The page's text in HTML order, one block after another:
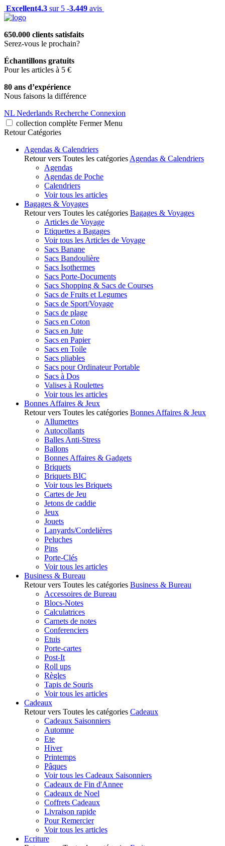
Excellent4.3 sur 5 -3.449 avis
650.000 clients satisfaits
Serez-vous le prochain?
Échantillons gratuits
Pour les articles à 5 €
80 ans d’expérience
Nous faisons la différence
NL Nederlands Recherche Connexion
collection complète Fermer Menu
Retour Catégories
Agendas & Calendriers
Retour vers Toutes les catégories Agendas & Calendriers
Agendas
Agendas de Poche
Calendriers
Voir tous les articles
Bagages & Voyages
Retour vers Toutes les catégories Bagages & Voyages
Articles de Voyage
Etiquettes a Bagages
Voir tous les Articles de Voyage
Sacs Banane
Sacs Bandoulière
Sacs Isothermes
Sacs Porte-Documents
Sacs Shopping & Sacs de Courses
Sacs de Fruits et Legumes
Sacs de Sport/Voyage
Sacs de plage
Sacs en Coton
Sacs en Jute
Sacs en Papier
Sacs en Toile
Sacs pliables
Sacs pour Ordinateur Portable
Sacs à Dos
Valises à Roulettes
Voir tous les articles
Bonnes Affaires & Jeux
Retour vers Toutes les catégories Bonnes Affaires & Jeux
Allumettes
Autocollants
Balles Anti-Stress
Ballons
Bonnes Affaires & Gadgets
Briquets
Briquets BIC
Voir tous les Briquets
Cartes de Jeu
Jetons de caddie
Jeux
Jouets
Lanyards/Cordelières
Peluches
Pins
Porte-Clés
Voir tous les articles
Business & Bureau
Retour vers Toutes les catégories Business & Bureau
Accessoires de Bureau
Blocs-Notes
Calculatrices
Carnets de notes
Conferenciers
Etuis
Porte-cartes
Post-It
Roll ups
Règles
Tapis de Souris
Voir tous les articles
Cadeaux
Retour vers Toutes les catégories Cadeaux
Cadeaux Saisonniers
Automne
Ete
Hiver
Printemps
Pâques
Voir tous les Cadeaux Saisonniers
Cadeaux de Fin d'Annee
Cadeaux de Noel
Coffrets Cadeaux
Livraison rapide
Pour Remercier
Voir tous les articles
Ecriture